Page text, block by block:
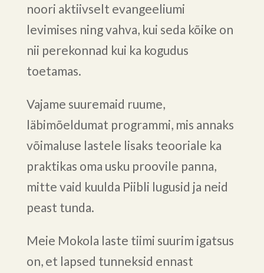
noori aktiivselt evangeeliumi
levimises ning vahva, kui seda kõike on
nii perekonnad kui ka kogudus
toetamas.
Vajame suuremaid ruume,
läbimõeldumat programmi, mis annaks
võimaluse lastele lisaks teooriale ka
praktikas oma usku proovile panna,
mitte vaid kuulda Piibli lugusid ja neid
peast tunda.
Meie Mokola laste tiimi suurim igatsus
on, et lapsed tunneksid ennast